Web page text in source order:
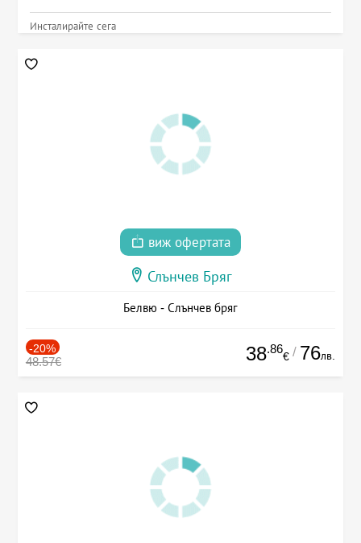
Инсталирайте сега
виж офертата
Слънчев Бряг
Белвю - Слънчев бряг
-20%
48.57€ 38.86
€ / 76лв.